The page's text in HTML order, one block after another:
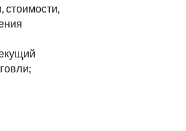
стоимости,